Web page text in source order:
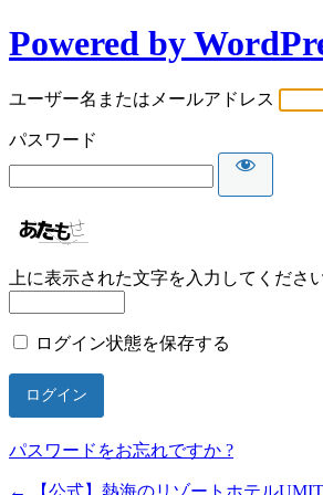
Powered by
ユーザー名またはメールアドレス
パスワード
上に表示された文字を入力してください
ログイン状態を保存する
パスワードをお忘れですか ?
← 【公式】熱海のリゾートホテル